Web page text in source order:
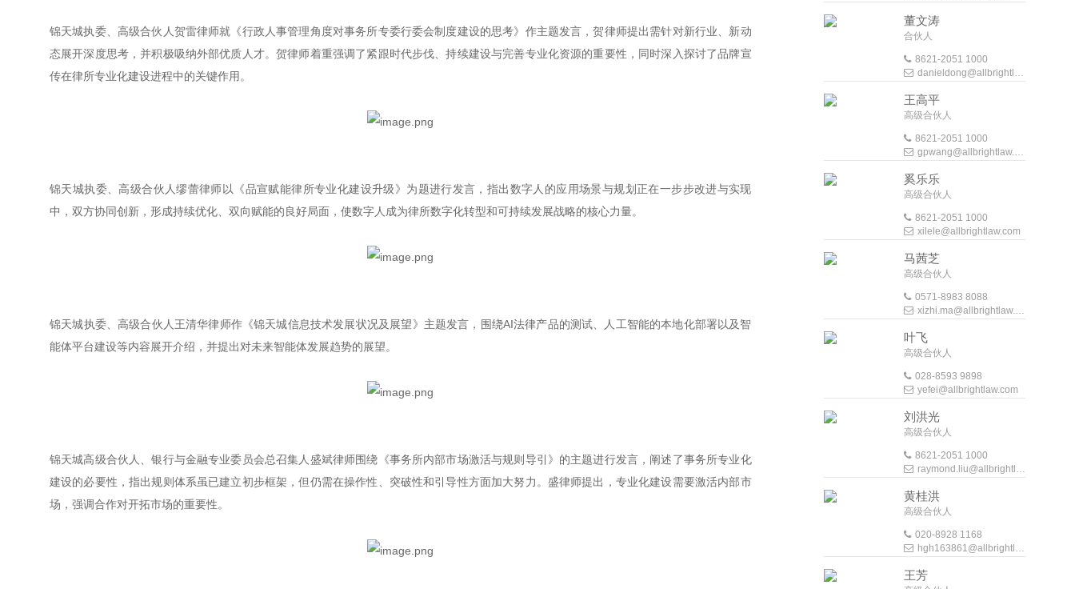
锦天城执委、高级合伙人贺雷律师就《行政人事管理角度对事务所专委行委会制度建设的思考》作主题发言，贺律师提出需针对新行业、新动
态展开深度思考，并积极吸纳外部优质人才。贺律师着重强调了紧跟时代步伐、持续建设与完善专业化资源的重要性，同时深入探讨了品牌宣
传在律所专业化建设进程中的关键作用。
锦天城执委、高级合伙人缪蕾律师以《品宣赋能律所专业化建设升级》为题进行发言，指出数字人的应用场景与规划正在一步步改进与实现
中，双方协同创新，形成持续优化、双向赋能的良好局面，使数字人成为律所数字化转型和可持续发展战略的核心力量。
锦天城执委、高级合伙人王清华律师作《锦天城信息技术发展状况及展望》主题发言，围绕AI法律产品的测试、人工智能的本地化部署以及智
能体平台建设等内容展开介绍，并提出对未来智能体发展趋势的展望。
锦天城高级合伙人、银行与金融专业委员会总召集人盛斌律师围绕《事务所内部市场激活与规则导引》的主题进行发言，阐述了事务所专业化
建设的必要性，指出规则体系虽已建立初步框架，但仍需在操作性、突破性和引导性方面加大努力。盛律师提出，专业化建设需要激活内部市
场，强调合作对开拓市场的重要性。
董文涛
合伙人
8621-2051 1000
danieldong@allbrightlaw.com
王高平
高级合伙人
8621-2051 1000
gpwang@allbrightlaw.com
奚乐乐
高级合伙人
8621-2051 1000
xilele@allbrightlaw.com
马茜芝
高级合伙人
0571-8983 8088
xizhi.ma@allbrightlaw.com
叶飞
高级合伙人
028-8593 9898
yefei@allbrightlaw.com
刘洪光
高级合伙人
8621-2051 1000
raymond.liu@allbrightlaw.com
黄桂洪
高级合伙人
020-8928 1168
hgh163861@allbrightlaw.com
王芳